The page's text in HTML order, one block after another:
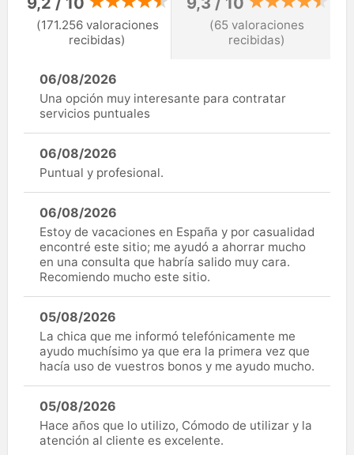
(171.256 valoraciones
recibidas)
(65 valoraciones
recibidas)
06/08/2026
Una opción muy interesante para contratar
servicios puntuales
06/08/2026
Puntual y profesional.
06/08/2026
Estoy de vacaciones en España y por casualidad
encontré este sitio; me ayudó a ahorrar mucho
en una consulta que habría salido muy cara.
Recomiendo mucho este sitio.
05/08/2026
La chica que me informó telefónicamente me
ayudo muchísimo ya que era la primera vez que
hacía uso de vuestros bonos y me ayudo mucho.
05/08/2026
Hace años que lo utilizo, Cómodo de utilizar y la
atención al cliente es excelente.